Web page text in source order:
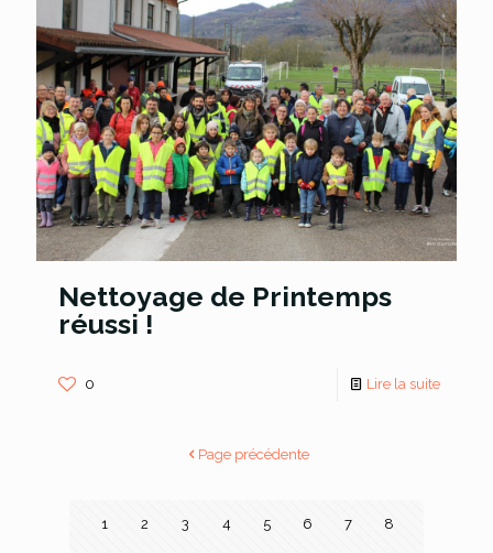
Nettoyage de Printemps
réussi !
0 Lire la suite
Page précédente
1 2 3 4 5 6 7 8